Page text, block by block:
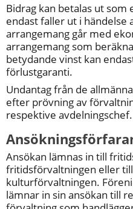
Bidrag kan betalas ut som
endast faller ut i händelse
arrangemang går med
arrangemang som
betydande vinst kan
förlustgaranti.
Undantag från de
efter prövning av
respektive avdelningschef.
Ansökan lämnas in till
fritidsförvaltningen eller till
kulturförvaltningen.
lämnar in sin ansökan till